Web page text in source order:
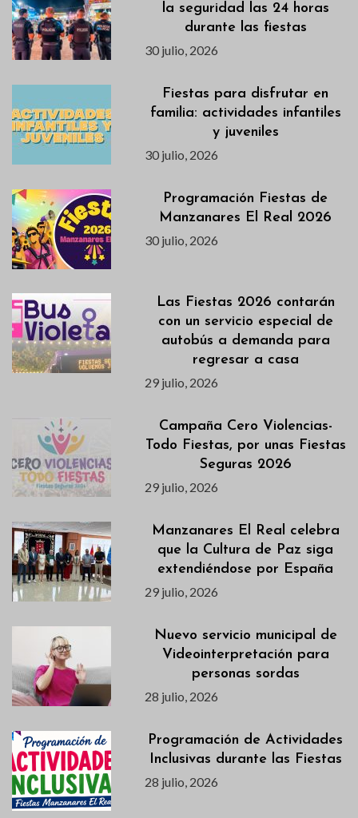
la seguridad las 24 horas
durante las fiestas
30 julio, 2026
Fiestas para disfrutar en
familia: actividades infantiles
y juveniles
30 julio, 2026
Programación Fiestas de
Manzanares El Real 2026
30 julio, 2026
Las Fiestas 2026 contarán
con un servicio especial de
autobús a demanda para
regresar a casa
29 julio, 2026
Campaña Cero Violencias-
Todo Fiestas, por unas Fiestas
Seguras 2026
29 julio, 2026
Manzanares El Real celebra
que la Cultura de Paz siga
extendiéndose por España
29 julio, 2026
Nuevo servicio municipal de
Videointerpretación para
personas sordas
28 julio, 2026
Programación de Actividades
Inclusivas durante las Fiestas
28 julio, 2026